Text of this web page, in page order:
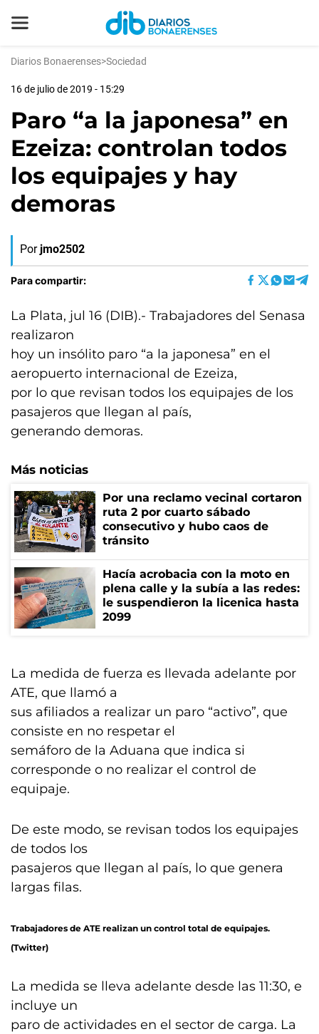
Diarios Bonaerenses>Sociedad
16 de julio de 2019 - 15:29
Paro “a la japonesa” en
Ezeiza: controlan todos
los equipajes y hay
demoras
Por jmo2502
Para compartir:
La Plata, jul 16 (DIB).- Trabajadores del Senasa
realizaron
hoy un insólito paro “a la japonesa” en el
aeropuerto internacional de Ezeiza,
por lo que revisan todos los equipajes de los
pasajeros que llegan al país,
generando demoras.
Más noticias
Por una reclamo vecinal cortaron
ruta 2 por cuarto sábado
consecutivo y hubo caos de
tránsito
Hacía acrobacia con la moto en
plena calle y la subía a las redes:
le suspendieron la licenica hasta
2099
La medida de fuerza es llevada adelante por
ATE, que llamó a
sus afiliados a realizar un paro “activo”, que
consiste en no respetar el
semáforo de la Aduana que indica si
corresponde o no realizar el control de
equipaje.
De este modo, se revisan todos los equipajes
de todos los
pasajeros que llegan al país, lo que genera
largas filas.
Trabajadores de ATE realizan un control total de equipajes.
(Twitter)
La medida se lleva adelante desde las 11:30, e
incluye un
paro de actividades en el sector de carga. La